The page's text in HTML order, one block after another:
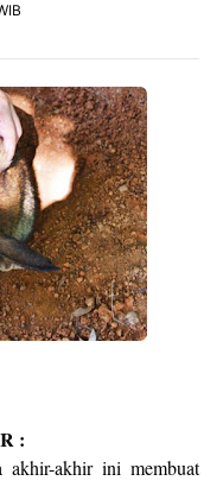
:
akhir-akhir ini membuat